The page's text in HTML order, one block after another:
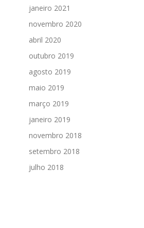
janeiro 2021
novembro 2020
abril 2020
outubro 2019
agosto 2019
maio 2019
março 2019
janeiro 2019
novembro 2018
setembro 2018
julho 2018